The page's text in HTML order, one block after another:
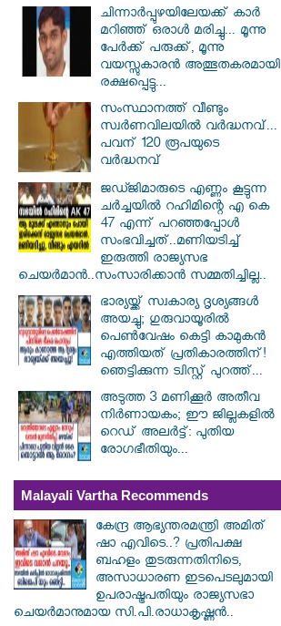
ചിന്നാർപ്പുഴയിലേയക്ക് കാർ
മറിഞ്ഞ് ഒരാൾ മരിച്ചു... മൂന്നു
പേർക്ക് പരുക്ക്, മൂന്നു
വയസ്സുകാരൻ അത്ഭുതകരമായി
രക്ഷപ്പെട്ടു...
സംസ്ഥാനത്ത് വീണ്ടും
സ്വർണവിലയിൽ വർദ്ധനവ്...
പവന് 120 രൂപയുടെ
വർദ്ധനവ്
ജഡ്ജിമാരുടെ എണ്ണം കൂട്ടുന്ന
ചർച്ചയിൽ റഹിമിന്റെ എ കെ
47 എന്ന് പറഞ്ഞപ്പോൾ
സംഭവിച്ചത്..മണിയടിച്ച്
ഇരുത്തി രാജ്യസഭ
ചെയർമാൻ..സംസാരിക്കാൻ സമ്മതിച്ചില്ല..
ഭാര്യയ്ക്ക് സ്വകാര്യ ദൃശ്യങ്ങൾ
അയച്ചു; ഗുരുവായൂരിൽ
പെൺവേഷം കെട്ടി കാമുകൻ
എത്തിയത് പ്രതികാരത്തിന്!
ഞെട്ടിക്കുന്ന ട്വിസ്റ്റ് പുറത്ത്...
അടുത്ത 3 മണിക്കൂർ അതീവ
നിർണായകം; ഈ ജില്ലകളിൽ
റെഡ് അലർട്ട്: പുതിയ
രോഗഭീതിയും...
Malayali Vartha Recommends
കേന്ദ്ര ആഭ്യന്തരമന്ത്രി അമിത്
ഷാ എവിടെ..? പ്രതിപക്ഷ
ബഹളം തുടരുന്നതിനിടെ,
അസാധാരണ ഇടപെടലുമായി
ഉപരാഷ്ട്രപതിയും രാജ്യസഭാ
ചെയർമാനുമായ സി.പി.രാധാകൃഷ്ണൻ..